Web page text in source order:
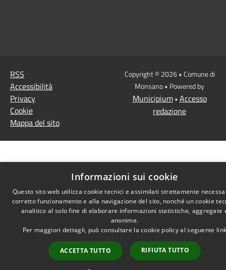
RSS
Accessibilità
Privacy
Cookie
Mappa del sito
Copyright © 2026 • Comune di
Monsano • Powered by
Municipium• Accesso
redazione
Informazioni sui cookie
Questo sito web utilizza cookie tecnici e assimilati strettamente
corretto funzionamento e alla navigazione del sito, nonché un cookie
analitico al solo fine di elaborare informazioni statistiche, aggregate
anonime.
Per maggiori dettagli, può consultare la cookie policy al seguente
ACCETTA TUTTO RIFIUTA TUTTO